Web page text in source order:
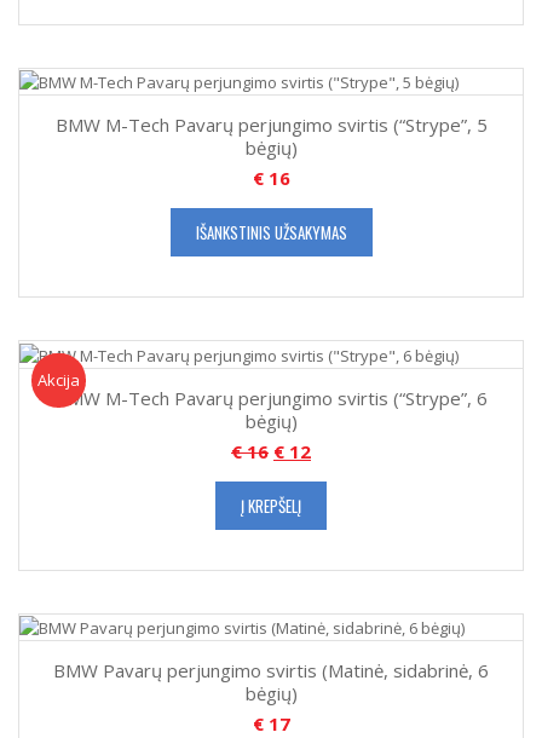
BMW M-Tech Pavarų perjungimo svirtis (“Strype”, 5
bėgių)
€16
IŠANKSTINIS UŽSAKYMAS
Akcija
Akcija!
BMW M-Tech Pavarų perjungimo svirtis (“Strype”, 6
bėgių)
€16 € 12
Į KREPŠELĮ
BMW Pavarų perjungimo svirtis (Matinė, sidabrinė, 6
bėgių)
€17